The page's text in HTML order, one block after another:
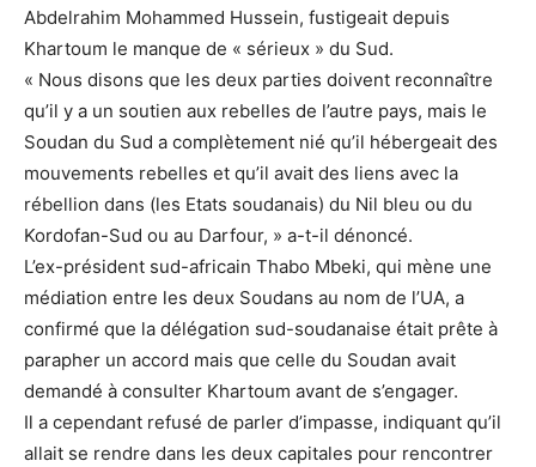
Abdelrahim Mohammed Hussein, fustigeait depuis
Khartoum le manque de « sérieux » du Sud.
« Nous disons que les deux parties doivent reconnaître
qu’il y a un soutien aux rebelles de l’autre pays, mais le
Soudan du Sud a complètement nié qu’il hébergeait des
mouvements rebelles et qu’il avait des liens avec la
rébellion dans (les Etats soudanais) du Nil bleu ou du
Kordofan-Sud ou au Darfour, » a-t-il dénoncé.
L’ex-président sud-africain Thabo Mbeki, qui mène une
médiation entre les deux Soudans au nom de l’UA, a
confirmé que la délégation sud-soudanaise était prête à
parapher un accord mais que celle du Soudan avait
demandé à consulter Khartoum avant de s’engager.
Il a cependant refusé de parler d’impasse, indiquant qu’il
allait se rendre dans les deux capitales pour rencontrer